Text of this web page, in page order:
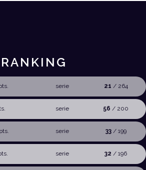
RANKING
serie 21 / 264
serie 56 / 200
serie 33/ 199
serie 32 / 196